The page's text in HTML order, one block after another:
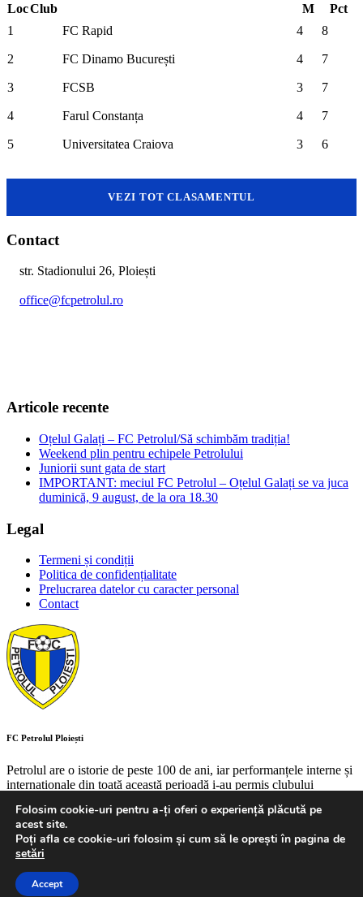
LocClub M
Pct
1
FC Rapid 4 8
2 FC Dinamo București 4 7
3 FCSB 3 7
4 Farul Constanța 4 7
5 Universitatea Craiova 3 6
VEZI TOT CLASAMENTUL
Contact
str. Stadionului 26, Ploiești
office@fcpetrolul.ro
Articole recente
Oțelul Galați – FC Petrolul/Să schimbăm tradiția!
Weekend plin pentru echipele Petrolului
Juniorii sunt gata de start
IMPORTANT: meciul FC Petrolul – Oțelul Galați se va juca
duminică, 9 august, de la ora 18.30
Legal
Termeni și condiții
Politica de confidențialitate
Prelucrarea datelor cu caracter personal
Contact
FC Petrolul Ploiești
Petrolul are o istorie de peste 100 de ani, iar performanțele interne și
internaționale din toată această perioadă i-au permis clubului
Creat cudeStudio Panda.
Copyright 1924-2026 FC Petrolul Ploiești, Toate drepturile rezervate
Folosim cookie-uri pentru a-ți oferi o experiență plăcută pe
acest site.
Poți afla ce cookie-uri folosim și cum să le oprești în pagina de
setări
Accept